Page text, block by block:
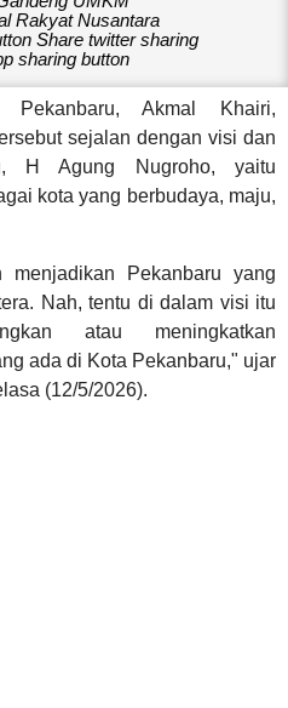
Rakyat Nusantara
Share twitter sharing
sharing button
Akmal Khairi,
sejalan dengan visi dan
H Agung Nugroho, yaitu
kota yang berbudaya, maju,
Pekanbaru yang
Nah, tentu di dalam visi itu
atau meningkatkan
ada di Kota Pekanbaru," ujar
(12/5/2026).